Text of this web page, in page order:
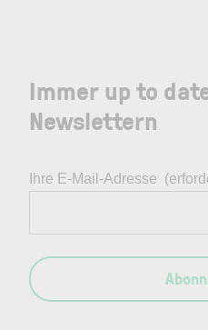
Immer up to
Newslettern
Ihre E-Mail-Adresse